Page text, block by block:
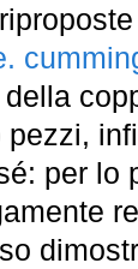
della
per lo